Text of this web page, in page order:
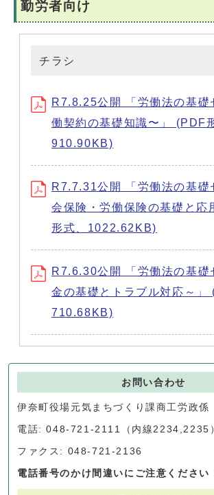
勤労者向け
チラシ
R7.8.25公開 「労働法の基礎
働契約の基礎知識〜」 (PDF
910.90KB)
R7.7.31公開 「労働法の基礎
会保険・労働保険の基礎と応
形式、1022.62KB)
R7.6.30公開 「労働法の基礎
金の基礎とトラブル対応～」
710.68KB)
お問い合わせ
伊奈町役場元気まちづくり課商工労政係
電話: 048-721-2111（内線2234,2235
ファクス: 048-721-2136
電話番号のかけ間違いにご注意ください